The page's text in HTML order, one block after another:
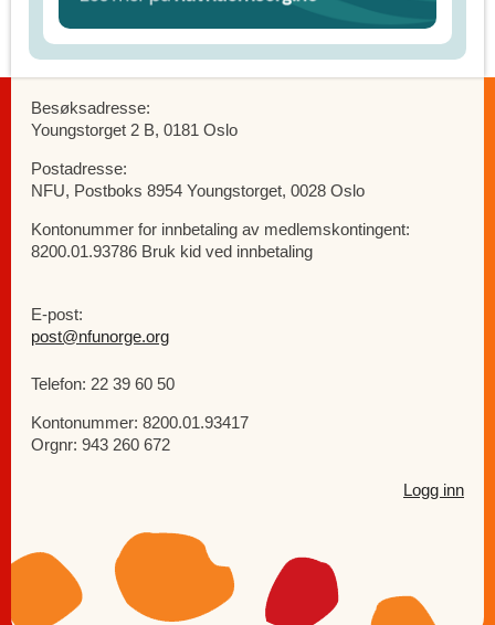
Besøksadresse:
Youngstorget 2 B, 0181 Oslo
Postadresse:
NFU, Postboks 8954 Youngstorget, 0028 Oslo
Kontonummer for innbetaling av medlemskontingent:
8200.01.93786 Bruk kid ved innbetaling
E-post:
post@nfunorge.org
Telefon: 22 39 60 50
Kontonummer: 8200.01.93417
Orgnr: 943 260 672
Logg inn